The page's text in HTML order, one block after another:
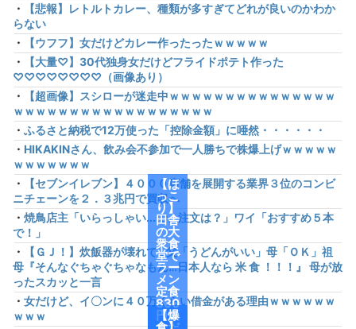
・
【悲報】レトルトカレー、種類が多すぎてどれが良いのかわか
らない
・
【ウフフ】女だけどカレー作ったったｗｗｗｗｗ
・
【大量♡】30代独身女だけどフライドポテト作った
♡♡♡♡♡♡♡♡（画像あり）
・
【超画像】スシローが迷走中ｗｗｗｗｗｗｗｗｗｗｗｗｗｗｗ
ｗｗｗｗｗｗｗｗｗｗｗｗｗｗｗｗｗｗ
・ ふるさと納税で12万使った「控除金額」に唖然・・・・・・
・ HIKAKINさん、飲み会不参加で一人勝ちで株爆上げｗｗｗｗｗ
ｗｗｗｗｗｗｗ
・
【セブンイレブン】４０００店舗を展開する業界３位のコンビ
ニチェーンを２．３兆円で買収へ
・ 焼鳥店主「いらっしゃい...で、注文は？」ワイ「おすすめ５本
で！」
・
【ＧＪ！】炊飯器が壊れて…父「うどんがいい」母「ＯＫ」祖
母『そんなぐちゃぐちゃなもん…日本人なら 米 食 ！！！』 母が放
ったスカッと一言
・ 女だけど、イ〇ンに４０万くらい借金がある理由ｗｗｗｗｗｗ
ｗｗｗ
【ほ
っこ
り】
田舎
の大
衆食
堂で
ラー
メン
定食
830
円頼
【爆